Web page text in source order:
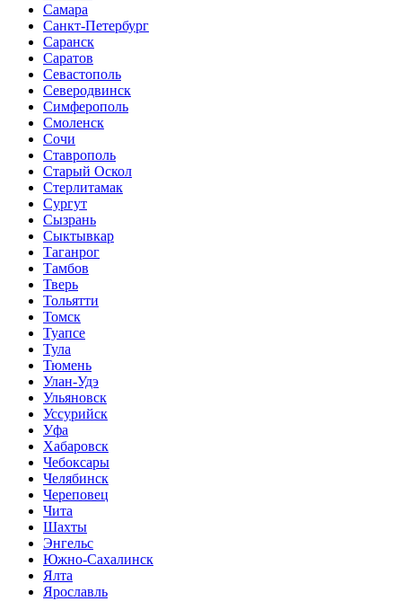
Самара
Санкт-Петербург
Саранск
Саратов
Севастополь
Северодвинск
Симферополь
Смоленск
Сочи
Ставрополь
Старый Оскол
Стерлитамак
Сургут
Сызрань
Сыктывкар
Таганрог
Тамбов
Тверь
Тольятти
Томск
Туапсе
Тула
Тюмень
Улан-Удэ
Ульяновск
Уссурийск
Уфа
Хабаровск
Чебоксары
Челябинск
Череповец
Чита
Шахты
Энгельс
Южно-Сахалинск
Ялта
Ярославль